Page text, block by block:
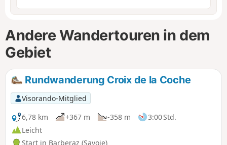
Andere Wandertouren in dem
Gebiet
Rundwanderung Croix de la Coche
Visorando-Mitglied
6,78 km
+367 m -358 m
3:00 Std.
Leicht
Start in Barberaz (Savoie)